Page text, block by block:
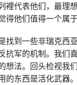
裡代表他们，最理
得他们值得一个属
找到一些非瑞克西
抗军的机制。我们
想法。回头检视我
的东西是活化武器